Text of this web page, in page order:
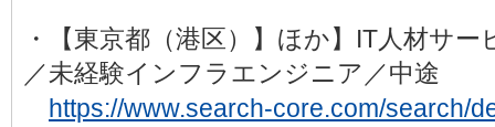
・【東京都（港区）】ほか】IT人材サ
／未経験インフラエンジニア／中途
https://www.search-core.com/search/